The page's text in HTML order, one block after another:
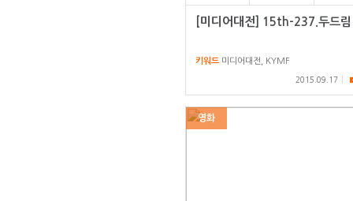
[미디어대전] 15th-237.두드림
키워드 미디어대전, KYMF
2015.09.17
영화